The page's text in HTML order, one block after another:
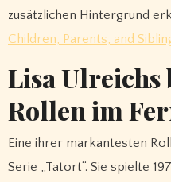
zusätzlichen Hintergrund
Children, Parents, and
Lisa Ulreichs
Rollen im
Eine ihrer markantesten
Serie „Tatort“. Sie spielte